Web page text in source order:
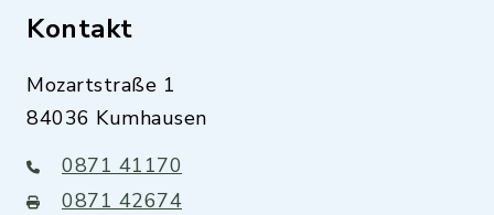
Kontakt
Mozartstraße 1
84036 Kumhausen
0871 41170
0871 42674